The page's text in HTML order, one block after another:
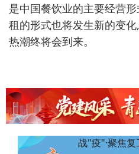
是中国餐饮业的主要经营
租的形式也将发生新的变
热潮终将会到来。
战"疫"·聚焦